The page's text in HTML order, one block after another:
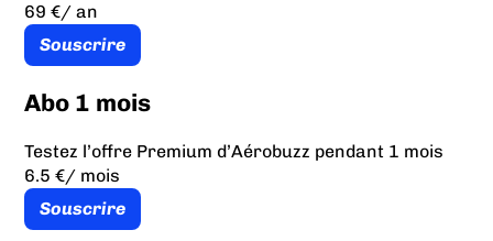
69 €/ an
Souscrire
Abo 1 mois
Testez l’offre Premium d’Aérobuzz pendant 1 mois
6.5 €/ mois
Souscrire